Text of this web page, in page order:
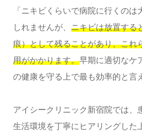
「ニキビくらいで病院に行くの
しれませんが、 ニキビは放置する
痕）として残ることがあり、これ
用がかかります。早期に適切なケ
の健康を守る上で最も効率的と言
アイシークリニック新宿院では、
生活環境を丁寧にヒアリングした